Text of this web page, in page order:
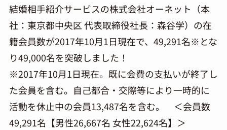
結婚相手紹介サービスの株式会社オーネット（本
社：東京都中央区 代表取締役社長：森谷学）の在
籍会員数が2017年10月1日現在で、49,291名※とな
り49,000名を突破しました！
※2017年10月1日現在。既に会費の支払いが終了し
た会員を含む。自己都合・交際等により一時的に
活動を休止中の会員13,487名を含む。 ＜会員数
49,291名【男性26,667名 女性22,624名】＞